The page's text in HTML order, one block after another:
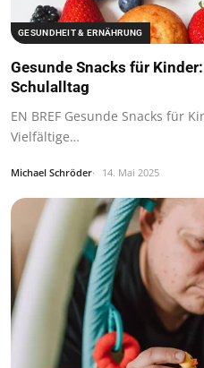
GESUNDHEIT & ERNÄHRUNG
Gesunde Snacks für
Schulalltag
EN BREF Gesunde Snacks für
Vielfältige…
Michael Schröder 14. Mai 2025